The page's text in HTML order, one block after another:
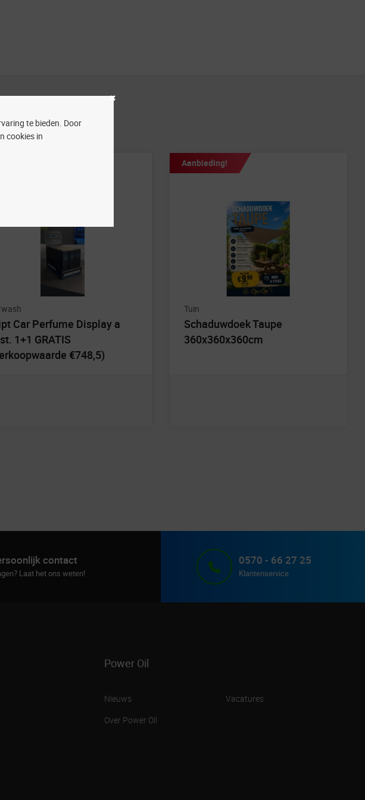
Car Perfume Display a
1+1 GRATIS
€748,5)
Aanbieding!
Tuin
Schaduwdoek Taupe
360x360x360cm
contact
Laat het ons weten!
0570 - 66 27 25
Klantenservice
Power Oil
Nieuws
Vacatures
Over Power Oil
te bieden. Door
cookies in